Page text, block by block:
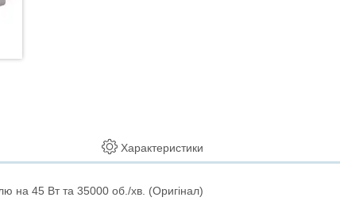
Характеристики
на 45 Вт та 35000 об./хв. (Оригінал)